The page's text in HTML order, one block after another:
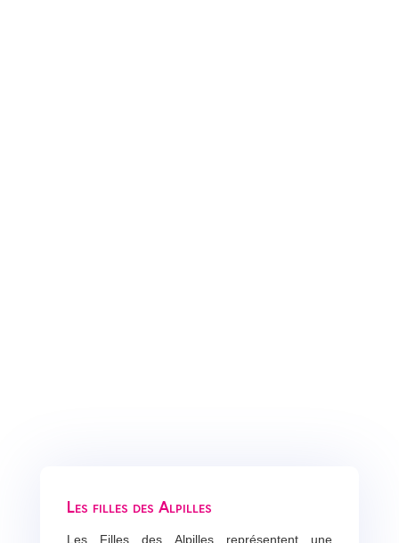
Les filles des Alpilles
Les Filles des Alpilles représentent une